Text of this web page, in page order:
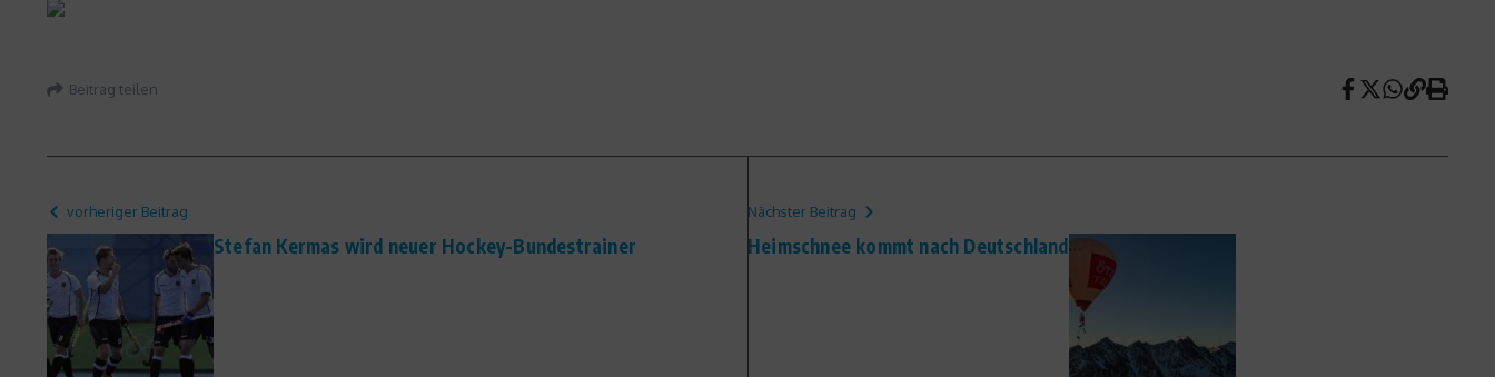
Beitrag teilen
vorheriger Beitrag
Stefan Kermas wird neuer Hockey-Bundestrainer
Nächster Beitrag
Heimschnee kommt nach Deutschland